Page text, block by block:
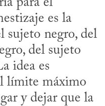
para el
es la
sujeto negro, del
del sujeto
idea es
límite máximo
y dejar que la